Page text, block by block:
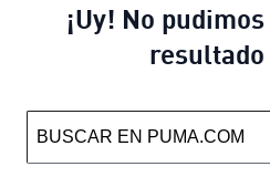
¡Uy! No
resultado